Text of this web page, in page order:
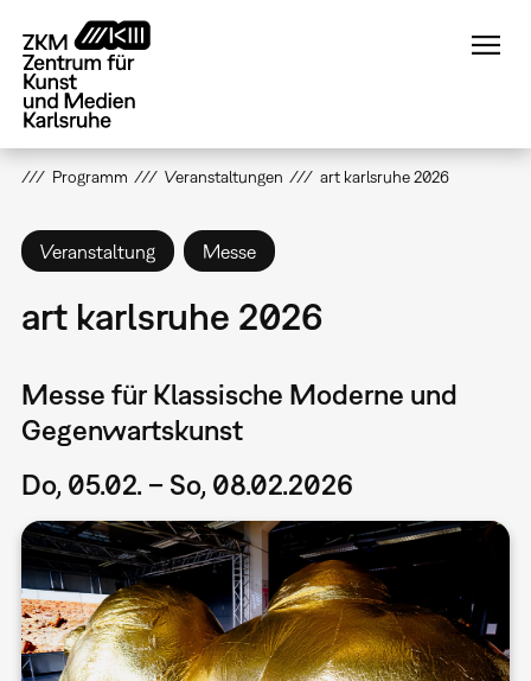
zum
Inhalt
Programm Veranstaltungen art karlsruhe 2026
Veranstaltung Messe
art karlsruhe 2026
Messe für Klassische Moderne und
Gegenwartskunst
Do, 05.02. – So, 08.02.2026